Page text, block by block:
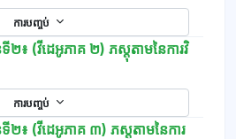
ការបញ្ចប់
២៖ (វីដេអូភាគ ២) ភស្ដុតាមនៃការវិ
ការបញ្ចប់
២៖ (វីដេអូភាគ ៣) ភស្ដុតាមនៃការ